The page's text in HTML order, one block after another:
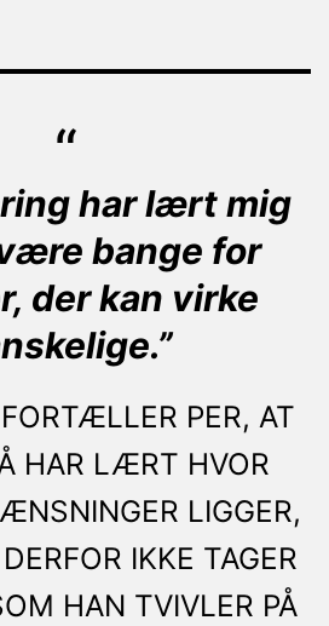
har lært mig
bange for
der kan virke
PER, AT
HAR LÆRT HVOR
LIGGER,
IKKE TAGER
HAN TVIVLER PÅ